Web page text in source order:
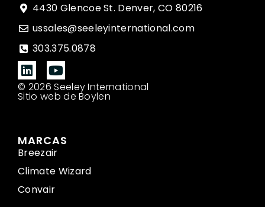
4430 Glencoe St. Denver, CO 80216
ussales@seeleyinternational.com
303.375.0878
© 2026 Seeley International
Sitio web de Boylen
MARCAS
Breezair
Climate Wizard
Convair